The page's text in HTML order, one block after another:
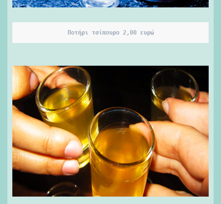
Ποτήρι τσίπουρο 2,00 ευρώ